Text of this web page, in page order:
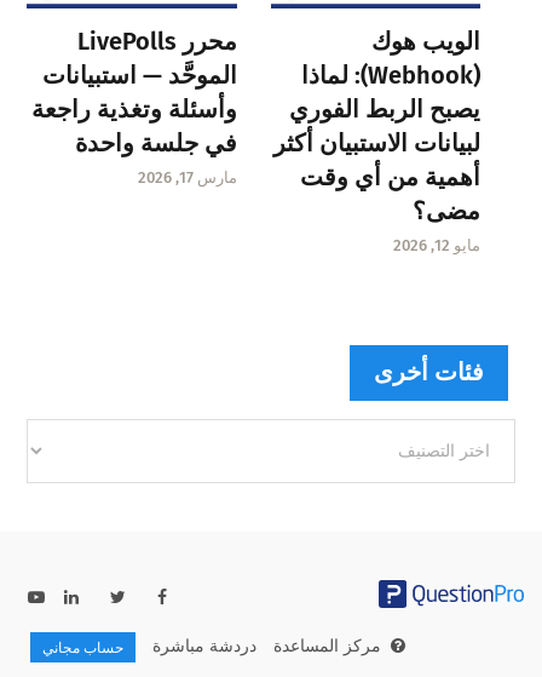
الويب هوك
(Webhook): لماذا
يصبح الربط الفوري
لبيانات الاستبيان أكثر
أهمية من أي وقت
مضى؟
مايو 12, 2026
محرر LivePolls
الموحَّد — استبيانات
وأسئلة وتغذية راجعة
في جلسة واحدة
مارس 17, 2026
فئات أخرى
أخرى
مركز المساعدة دردشة مباشرة حساب مجاني